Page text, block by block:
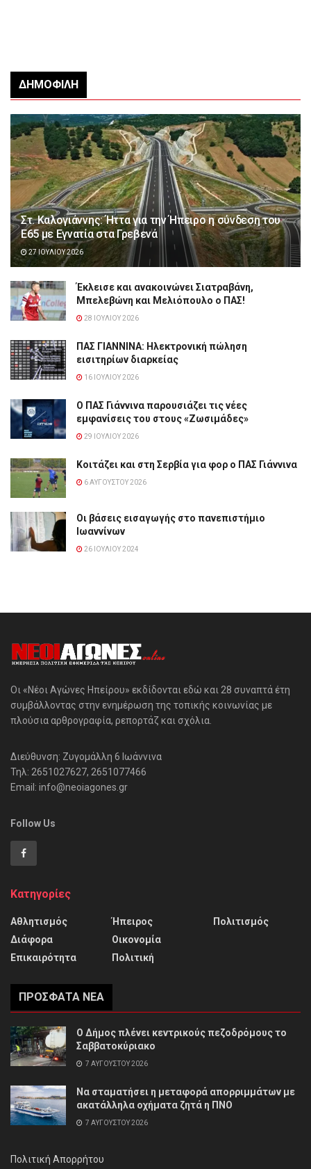
ΔΗΜΟΦΙΛΉ
Στ. Καλογιάννης: Ήττα για την Ήπειρο η σύνδεση του
Ε65 με Εγνατία στα Γρεβενά
27 ΙΟΥΛΊΟΥ 2026
Έκλεισε και ανακοινώνει Σιατραβάνη,
Μπελεβώνη και Μελιόπουλο ο ΠΑΣ!
28 ΙΟΥΛΊΟΥ 2026
ΠΑΣ ΓΙΑΝΝΙΝΑ: Hλεκτρονική πώληση
εισιτηρίων διαρκείας
16 ΙΟΥΛΊΟΥ 2026
Ο ΠΑΣ Γιάννινα παρουσιάζει τις νέες
εμφανίσεις του στους «Ζωσιμάδες»
29 ΙΟΥΛΊΟΥ 2026
Κοιτάζει και στη Σερβία για φορ ο ΠΑΣ Γιάννινα
6 ΑΥΓΟΎΣΤΟΥ 2026
Οι βάσεις εισαγωγής στο πανεπιστήμιο
Ιωαννίνων
26 ΙΟΥΛΊΟΥ 2024
Οι «Νέοι Αγώνες Ηπείρου» εκδίδονται εδώ και 28 συναπτά έτη
συμβάλλοντας στην ενημέρωση της τοπικής κοινωνίας με
πλούσια αρθρογραφία, ρεπορτάζ και σχόλια.
Διεύθυνση: Ζυγομάλλη 6 Ιωάννινα
Τηλ: 2651027627, 2651077466
Email: info@neoiagones.gr
Follow Us
Κατηγορίες
Αθλητισμός
Διάφορα
Επικαιρότητα
Ήπειρος
Οικονομία
Πολιτική
Πολιτισμός
ΠΡΌΣΦΑΤΑ ΝΈΑ
Ο Δήμος πλένει κεντρικούς πεζοδρόμους το
Σαββατοκύριακο
7 ΑΥΓΟΎΣΤΟΥ 2026
Να σταματήσει η μεταφορά απορριμμάτων με
ακατάλληλα οχήματα ζητά η ΠΝΟ
7 ΑΥΓΟΎΣΤΟΥ 2026
Πολιτική Απορρήτου